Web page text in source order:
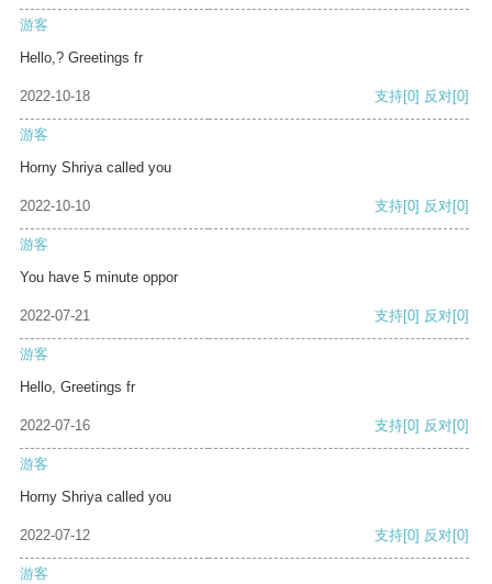
游客
Hello,? Greetings fr
2022-10-18 支持[0] 反对[0]
游客
Horny Shriya called you
2022-10-10 支持[0] 反对[0]
游客
You have 5 minute oppor
2022-07-21 支持[0] 反对[0]
游客
Hello, Greetings fr
2022-07-16 支持[0] 反对[0]
游客
Horny Shriya called you
2022-07-12 支持[0] 反对[0]
游客